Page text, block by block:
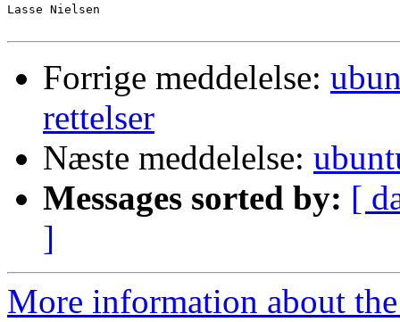
Lasse Nielsen
Forrige meddelelse:
rettelser
Næste meddelelse:
Messages sorted by: [
]
More information about